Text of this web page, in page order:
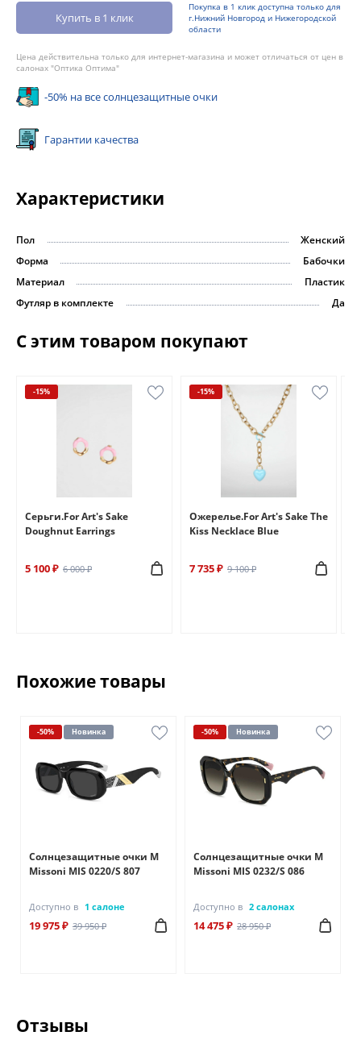
Купить в 1 клик
Покупка в 1 клик доступна только для
г.Нижний Новгород и Нижегородской
области
Цена действительна только для интернет-магазина и может отличаться от цен в
салонах "Оптика Оптима"
-50% на все солнцезащитные очки
Гарантии качества
Характеристики
Пол
Женский
Форма
Бабочки
Материал
Пластик
Футляр в комплекте
Да
С этим товаром покупают
-15%
Серьги.For Art's Sake
Doughnut Earrings
5 100 ₽ 6 000 ₽
-15%
Ожерелье.For Art's Sake The
Kiss Necklace Blue
7 735 ₽ 9 100 ₽
Похожие товары
-50% Новинка
Солнцезащитные очки M
Missoni MIS 0220/S 807
Доступно в 1 салоне
19 975 ₽ 39 950 ₽
-50% Новинка
Солнцезащитные очки M
Missoni MIS 0232/S 086
Доступно в 2 салонах
14 475 ₽ 28 950 ₽
Отзывы